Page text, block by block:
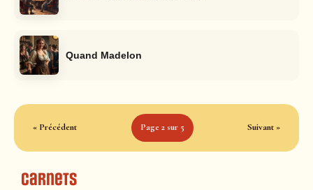
Quand Madelon
« Précédent Page 2 sur 5 Suivant »
Carnets